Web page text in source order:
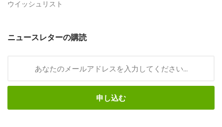
ウイッシュリスト
ニュースレターの購読
申し込む